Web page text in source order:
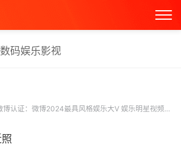
数码娱乐影视
博认证：微博2024最具风格娱乐大V 娱乐明星视频博主